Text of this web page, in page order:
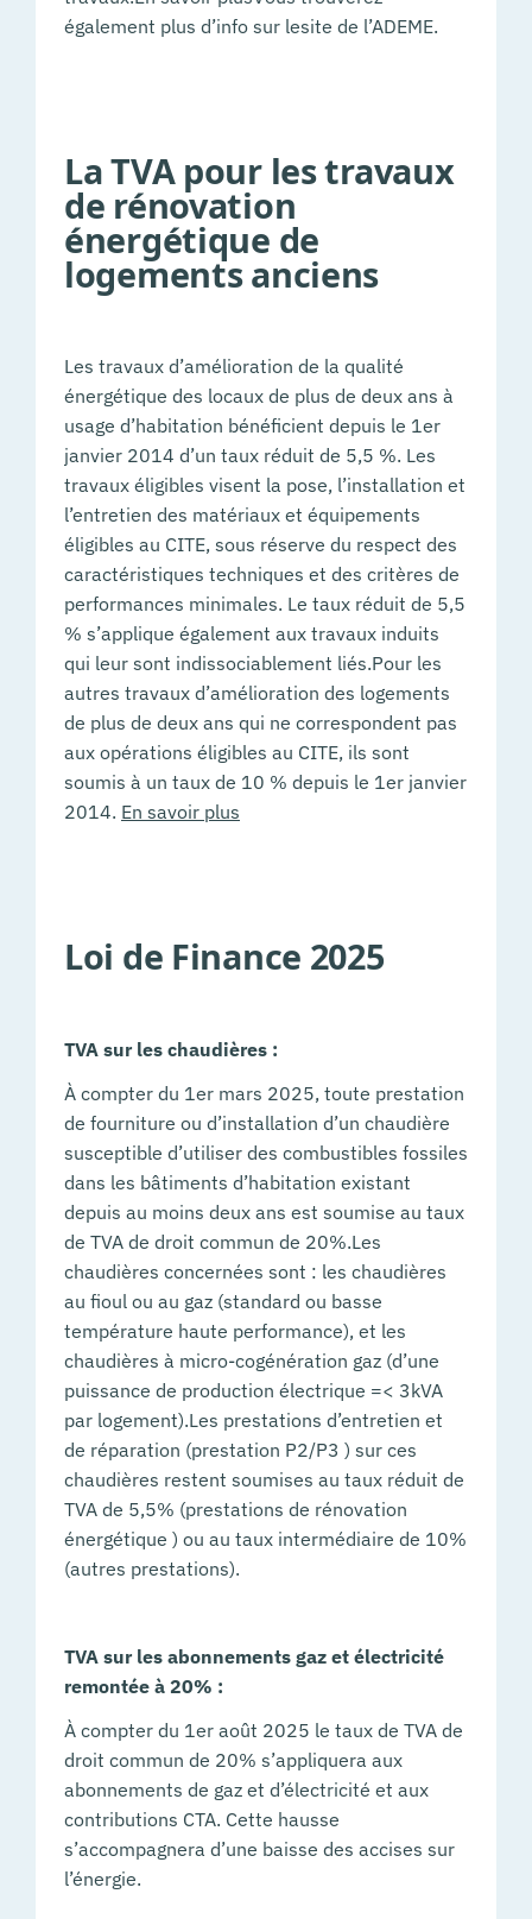
également plus d’info sur lesite de l’ADEME.
La TVA pour les travaux
de rénovation
énergétique de
logements anciens
Les travaux d’amélioration de la qualité
énergétique des locaux de plus de deux ans à
usage d’habitation bénéficient depuis le 1er
janvier 2014 d’un taux réduit de 5,5 %. Les
travaux éligibles visent la pose, l’installation et
l’entretien des matériaux et équipements
éligibles au CITE, sous réserve du respect des
caractéristiques techniques et des critères de
performances minimales. Le taux réduit de 5,5
% s’applique également aux travaux induits
qui leur sont indissociablement liés.Pour les
autres travaux d’amélioration des logements
de plus de deux ans qui ne correspondent pas
aux opérations éligibles au CITE, ils sont
soumis à un taux de 10 % depuis le 1er janvier
2014. En savoir plus
Loi de Finance 2025
TVA sur les chaudières :
À compter du 1er mars 2025, toute prestation
de fourniture ou d’installation d’un chaudière
susceptible d’utiliser des combustibles fossiles
dans les bâtiments d’habitation existant
depuis au moins deux ans est soumise au taux
de TVA de droit commun de 20%.Les
chaudières concernées sont : les chaudières
au fioul ou au gaz (standard ou basse
température haute performance), et les
chaudières à micro-cogénération gaz (d’une
puissance de production électrique =< 3kVA
par logement).Les prestations d’entretien et
de réparation (prestation P2/P3 ) sur ces
chaudières restent soumises au taux réduit de
TVA de 5,5% (prestations de rénovation
énergétique ) ou au taux intermédiaire de 10%
(autres prestations).
TVA sur les abonnements gaz et électricité
remontée à 20% :
À compter du 1er août 2025 le taux de TVA de
droit commun de 20% s’appliquera aux
abonnements de gaz et d’électricité et aux
contributions CTA. Cette hausse
s’accompagnera d’une baisse des accises sur
l’énergie.